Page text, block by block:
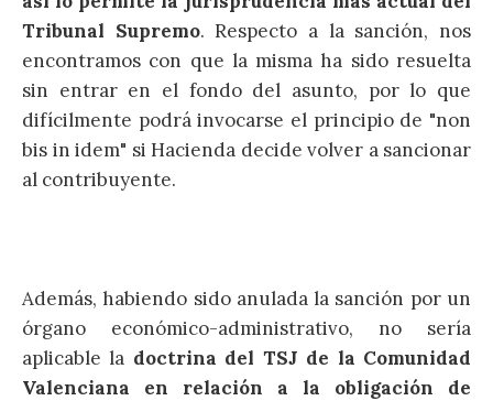
Tribunal Supremo. Respecto a la sanción, nos
encontramos con que la misma ha sido resuelta
sin entrar en el fondo del asunto, por lo que
difícilmente podrá invocarse el principio de "non
bis in idem" si Hacienda decide volver a sancionar
al contribuyente.
Además, habiendo sido anulada la sanción por un
órgano económico-administrativo, no sería
aplicable la doctrina del TSJ de la Comunidad
Valenciana en relación a la obligación de